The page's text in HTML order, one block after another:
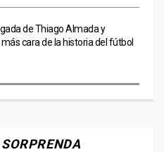
de Thiago Almada y
cara de la historia del fútbol